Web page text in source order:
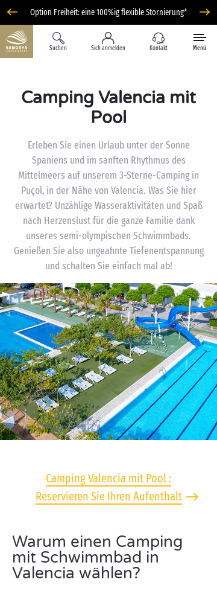
Option Freiheit: eine 100%ig flexible Stornierung*
Suchen Sich anmelden Kontakt Menü
Camping Valencia mit
Pool
Erleben Sie einen Urlaub unter der Sonne
Spaniens und im sanften Rhythmus des
Mittelmeers auf unserem 3-Sterne-Camping in
Puçol, in der Nähe von Valencia. Was Sie hier
erwartet? Unzählige Wasseraktivitäten und Spaß
nach Herzenslust für die ganze Familie dank
unseres semi-olympischen Schwimmbads.
Genießen Sie also ungeahnte Tiefenentspannung
und schalten Sie einfach mal ab!
Camping Valencia mit Pool :
Reservieren Sie Ihren Aufenthalt
Warum einen Camping
mit Schwimmbad in
Valencia wählen?